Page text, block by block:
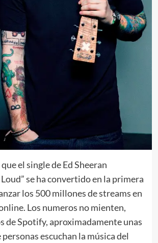
el single de Ed Sheeran
se ha convertido en la primera
los 500 millones de streams en
Los numeros no mienten,
de Spotify, aproximadamente unas
escuchan la música del